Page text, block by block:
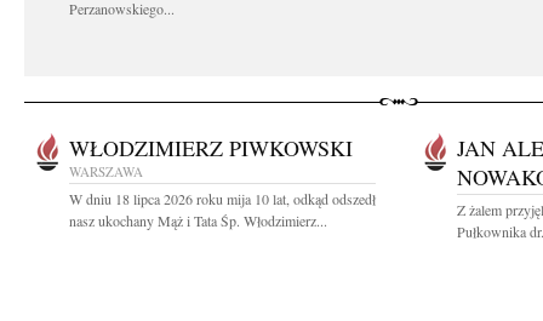
Perzanowskiego...
WŁODZIMIERZ PIWKOWSKI
WARSZAWA
W dniu 18 lipca 2026 roku mija 10 lat, odkąd odszedł
nasz ukochany Mąż i Tata Śp. Włodzimierz...
JAN
Z żalem
Pułkownika